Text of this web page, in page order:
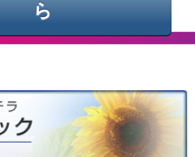
ら